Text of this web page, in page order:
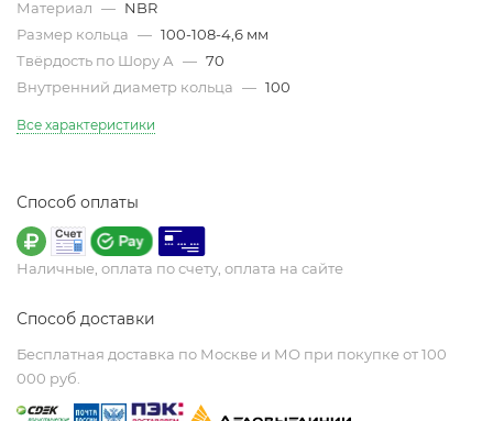
Материал — NBR
Размер кольца — 100-108-4,6 мм
Твёрдость по Шору А — 70
Внутренний диаметр кольца — 100
Все характеристики
Способ оплаты
Наличные, оплата по счету, оплата на сайте
Способ доставки
Бесплатная доставка по Москве и МО при покупке от 100
000 руб.